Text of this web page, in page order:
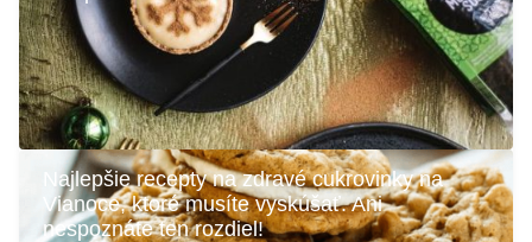
Najlepšie recepty na zdravé cukrovinky na
Vianoce, ktoré musíte vyskúšať. Ani
nespoznáte ten rozdiel!